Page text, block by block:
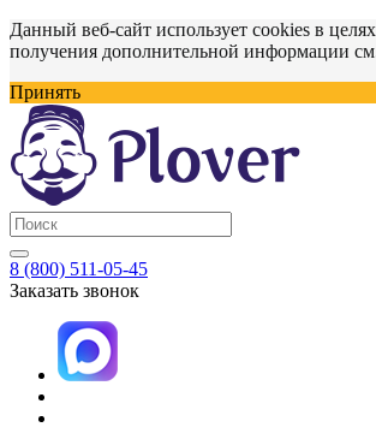
Данный веб-сайт использует cookies в
получения дополнительной информации
Принять
8 (800) 511-05-45
Заказать звонок